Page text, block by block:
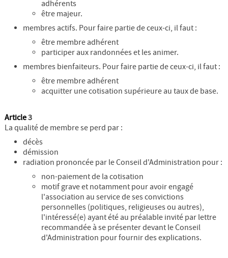
adhérents
être majeur.
membres actifs. Pour faire partie de ceux-ci, il faut :
être membre adhérent
participer aux randonnées et les animer.
membres bienfaiteurs. Pour faire partie de ceux-ci, il faut :
être membre adhérent
acquitter une cotisation supérieure au taux de base.
Article3
La qualité de membre se perd par :
décès
démission
radiation prononcée par le Conseil d'Administration pour :
non-paiement de la cotisation
motif grave et notamment pour avoir engagé
l'association au service de ses convictions
personnelles (politiques, religieuses ou autres),
l'intéressé(e) ayant été au préalable invité par lettre
recommandée à se présenter devant le Conseil
d'Administration pour fournir des explications.